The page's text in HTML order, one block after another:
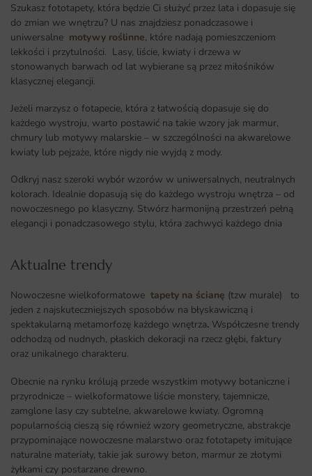
Szukasz fototapety, która będzie Ci służyć przez lata i dopasuje się
do zmian we wnętrzu? U nas znajdziesz ponadczasowe i
uniwersalne motywy roślinne, które nadają pomieszczeniom
lekkości i przytulności. Lasy, liście, kwiaty i drzewa w
stonowanych barwach od lat wybierane są przez miłośników
klasycznej elegancji.
Jeżeli marzysz o fotapecie, która z łatwością dopasuje się do
każdego wystroju, warto postawić na takie wzory jak marmur,
chmury lub motywy malarskie – w szczególności na akwarelowe
kwiaty lub pejzaże, które nigdy nie wyjdą z mody.
Odkryj nasz szeroki wybór wzorów w uniwersalnych, neutralnych
kolorach. Idealnie dopasują się do każdego wystroju wnętrza – od
nowoczesnego po klasyczny. Stwórz harmonijną przestrzeń pełną
elegancji i ponadczasowego stylu, która zachwyci każdego dnia
Aktualne trendy​
Nowoczesne wielkoformatowe tapety na ścianę (tzw murale) to
jeden z najskuteczniejszych sposobów na błyskawiczną i
spektakularną metamorfozę każdego wnętrza. Współczesne trendy
odchodzą od nudnych, płaskich dekoracji na rzecz głębi, faktury
oraz unikalnego charakteru.
Obecnie na rynku królują przede wszystkim motywy botaniczne i
przyrodnicze – wielkoformatowe liście monstery, tajemnicze,
zamglone lasy czy subtelne, akwarelowe kwiaty. Ogromną
popularnością cieszą się również wzory geometryczne, abstrakcje
przypominające nowoczesne malarstwo oraz fototapety imitujące
naturalne materiały, takie jak surowy beton, marmur ze złotymi
żyłkami czy postarzane drewno.